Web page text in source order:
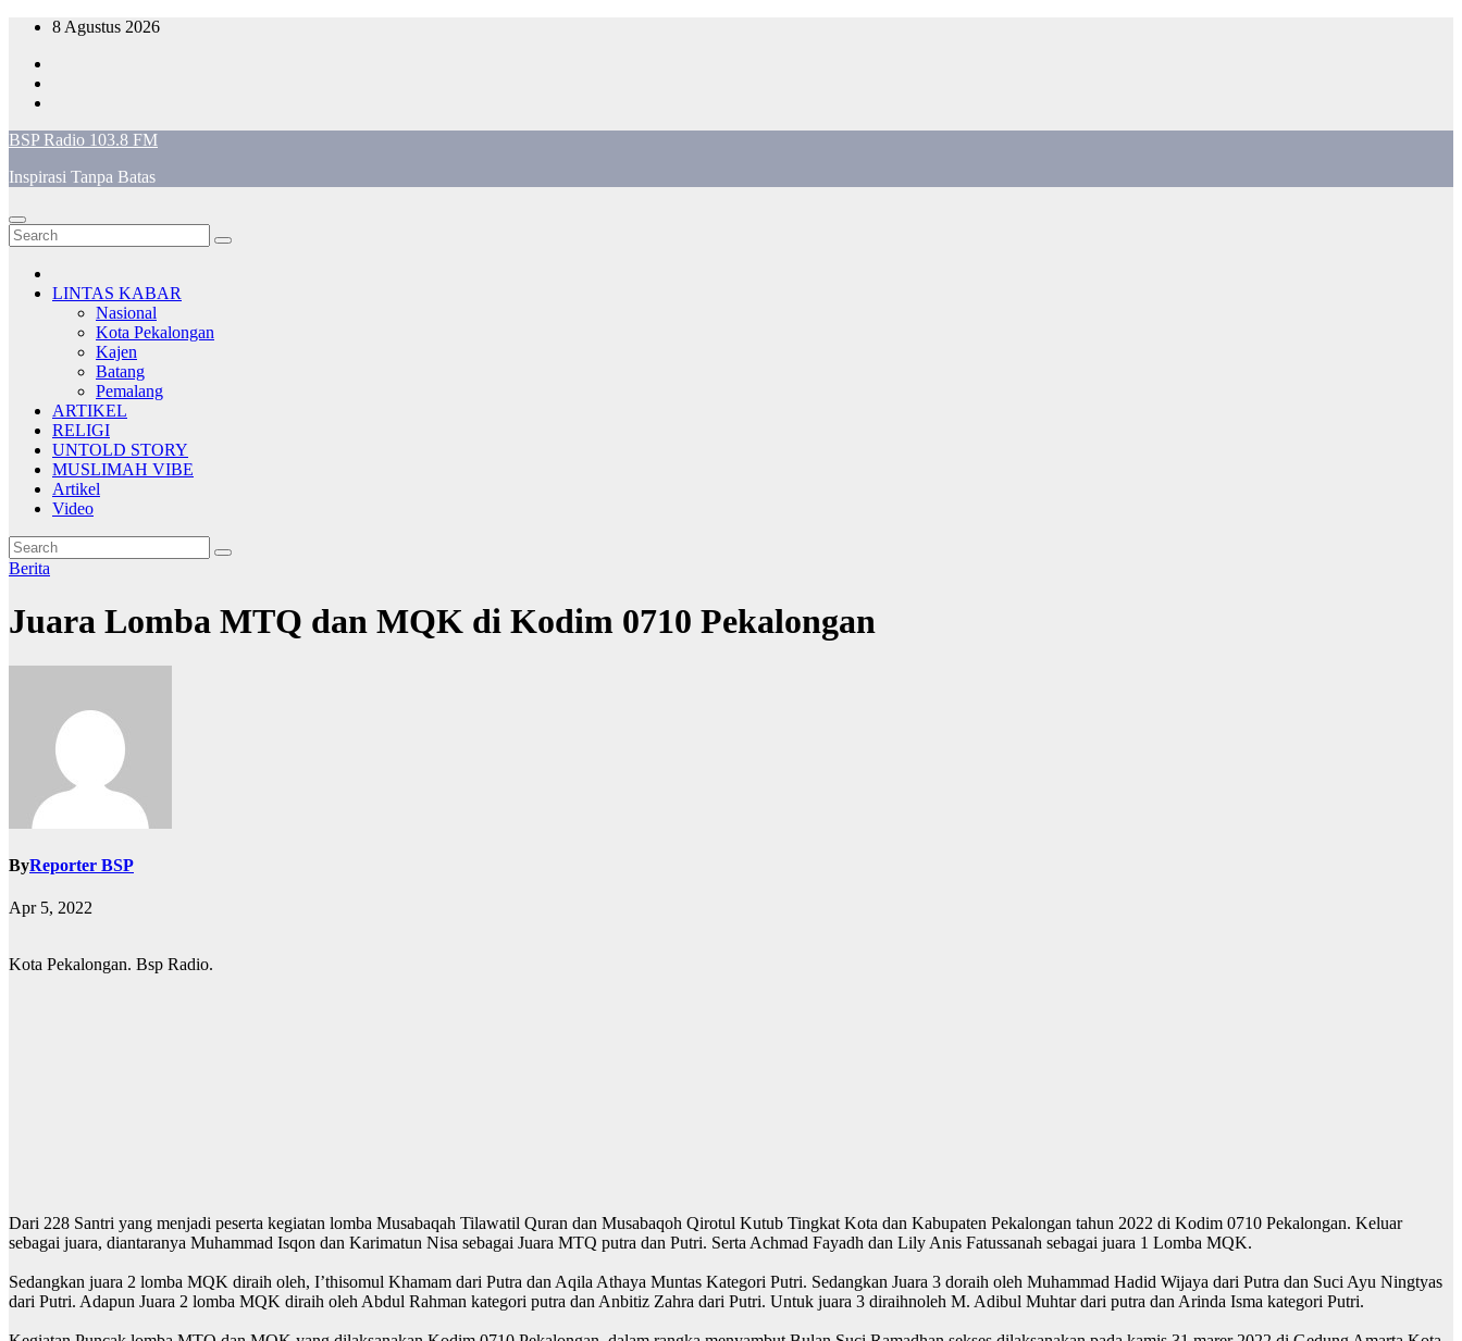
Skip
content
8 Agustus 2026
BSP Radio 103.8 FM
Inspirasi Tanpa Batas
LINTAS KABAR
Nasional
Kota Pekalongan
Kajen
Batang
Pemalang
ARTIKEL
RELIGI
UNTOLD STORY
MUSLIMAH VIBE
Artikel
Video
Berita
Juara Lomba MTQ dan MQK di Kodim 0710 Pekalongan
ByReporter BSP
Apr 5, 2022
Kota Pekalongan. Bsp Radio.
Dari 228 Santri yang menjadi peserta kegiatan lomba Musabaqah Tilawatil Quran dan Musabaqoh Qirotul Kutub Tingkat Kota dan Kabupaten Pekalongan tahun 2022 di Kodim 0710 Pekalongan. Keluar
sebagai juara, diantaranya Muhammad Isqon dan Karimatun Nisa sebagai Juara MTQ putra dan Putri. Serta Achmad Fayadh dan Lily Anis Fatussanah sebagai juara 1 Lomba MQK.
Sedangkan juara 2 lomba MQK diraih oleh, I’thisomul Khamam dari Putra dan Aqila Athaya Muntas Kategori Putri. Sedangkan Juara 3 doraih oleh Muhammad Hadid Wijaya dari Putra dan Suci Ayu Ningtyas
dari Putri. Adapun Juara 2 lomba MQK diraih oleh Abdul Rahman kategori putra dan Anbitiz Zahra dari Putri. Untuk juara 3 diraihnoleh M. Adibul Muhtar dari putra dan Arinda Isma kategori Putri.